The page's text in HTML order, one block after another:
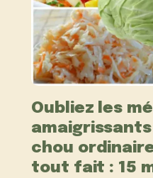
Oubliez les
chou
tout fait : 15